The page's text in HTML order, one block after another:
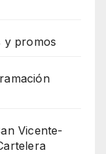
y promos
Vicente-